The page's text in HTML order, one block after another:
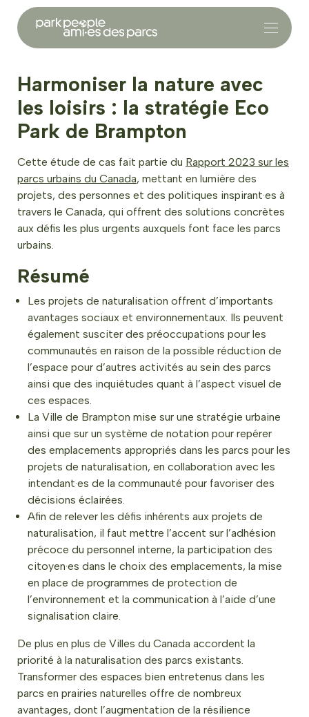
Harmoniser la nature avec
les loisirs : la stratégie Eco
Park de Brampton
Cette étude de cas fait partie du Rapport 2023 sur les
parcs urbains du Canada, mettant en lumière des
projets, des personnes et des politiques inspirant·es à
travers le Canada, qui offrent des solutions concrètes
aux défis les plus urgents auxquels font face les parcs
urbains.
Résumé
Les projets de naturalisation offrent d’importants
avantages sociaux et environnementaux. Ils peuvent
également susciter des préoccupations pour les
communautés en raison de la possible réduction de
l’espace pour d’autres activités au sein des parcs
ainsi que des inquiétudes quant à l’aspect visuel de
ces espaces.
La Ville de Brampton mise sur une stratégie urbaine
ainsi que sur un système de notation pour repérer
des emplacements appropriés dans les parcs pour les
projets de naturalisation, en collaboration avec les
intendant·es de la communauté pour favoriser des
décisions éclairées.
Afin de relever les défis inhérents aux projets de
naturalisation, il faut mettre l’accent sur l’adhésion
précoce du personnel interne, la participation des
citoyen·es dans le choix des emplacements, la mise
en place de programmes de protection de
l’environnement et la communication à l’aide d’une
signalisation claire.
De plus en plus de Villes du Canada accordent la
priorité à la naturalisation des parcs existants.
Transformer des espaces bien entretenus dans les
parcs en prairies naturelles offre de nombreux
avantages, dont l’augmentation de la résilience